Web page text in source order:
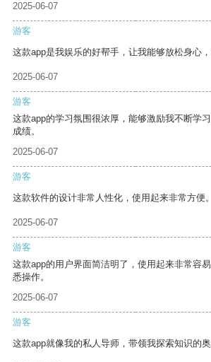
2025-06-07
游客
这款app是我娱乐的好帮手，让我能够放松身心，
2025-06-07
游客
这款app的学习氛围很浓厚，能够激励我不断学
成绩。
2025-06-07
游客
这款软件的设计非常人性化，使用起来非常方便。
2025-06-07
游客
这款app的用户界面简洁明了，使用起来非常容
悉操作。
2025-06-07
游客
这款app就像我的私人导师，带领我探索知识的奥